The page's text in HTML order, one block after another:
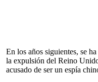
En los años siguientes, se
la expulsión del Reino
acusado de ser un espía